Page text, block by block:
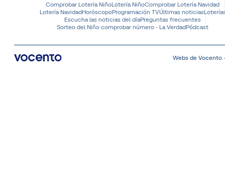
Comprobar Lotería NiñoLotería NiñoComprobar Lotería Navidad
Lotería NavidadHoróscopoProgramación TVÚltimas noticias
Escucha las noticias del díaPreguntas frecuentes
Sorteo del Niño comprobar número - La VerdadPódcast
Webs de Vocento